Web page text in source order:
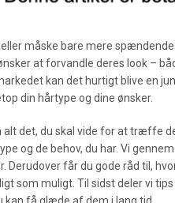
måske bare mere
at forvandle deres look –
kan det hurtigt blive en
din hårtype og dine ønsker.
alt det, du skal vide for at træffe
og de behov, du har. Vi
Derudover får du gode råd til,
som muligt. Til sidst deler vi